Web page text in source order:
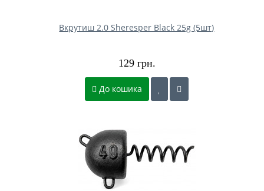
Вкрутиш 2.0 Sheresper Black 25g (5шт)
129 грн.
До кошика